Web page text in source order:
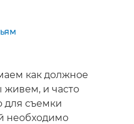
как должное
живем, и часто
для съемки
необходимо